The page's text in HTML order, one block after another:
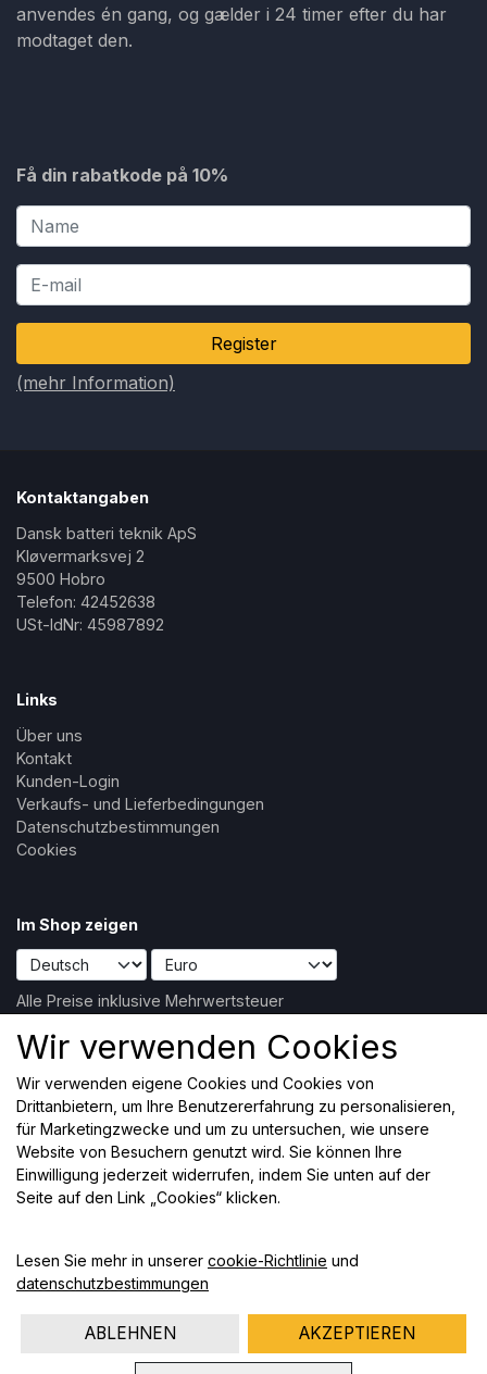
anvendes én gang, og gælder i 24 timer efter du har
modtaget den.
Få din rabatkode på 10%
Register
(mehr Information)
Kontaktangaben
Dansk batteri teknik ApS
Kløvermarksvej 2
9500 Hobro
Telefon: 42452638
USt-IdNr: 45987892
Links
Über uns
Kontakt
Kunden-Login
Verkaufs- und Lieferbedingungen
Datenschutzbestimmungen
Cookies
Im Shop zeigen
Alle Preise inklusive Mehrwertsteuer
Social Media
Erhalten Sie unseren Newsletter per E-Mail
(mehr Information)
Wir verwenden Cookies
Wir verwenden eigene Cookies und Cookies von
Drittanbietern, um Ihre Benutzererfahrung zu personalisieren,
für Marketingzwecke und um zu untersuchen, wie unsere
Website von Besuchern genutzt wird. Sie können Ihre
Einwilligung jederzeit widerrufen, indem Sie unten auf der
Seite auf den Link „Cookies“ klicken.
Lesen Sie mehr in unserer cookie-Richtlinie und
datenschutzbestimmungen
ABLEHNEN AKZEPTIEREN